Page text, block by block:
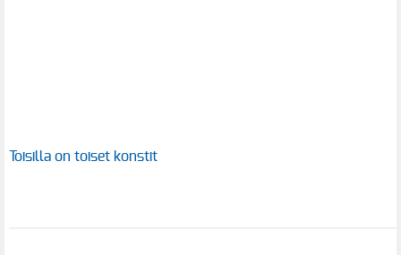
Toisilla on toiset konstit